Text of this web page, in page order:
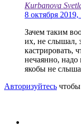
Kurbanova
8 октября 2019,
Зачем таким
их, не слышал,
кастрировать,
нечаянно, надо
якобы не
Авторизуйтесь